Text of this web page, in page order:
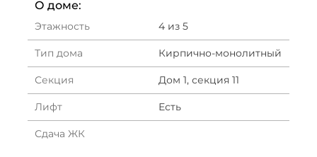
О доме:
Этажность 4 из 5
Тип дома Кирпично-монолитный
Секция Дом 1, секция 11
Лифт Есть
Сдача ЖК